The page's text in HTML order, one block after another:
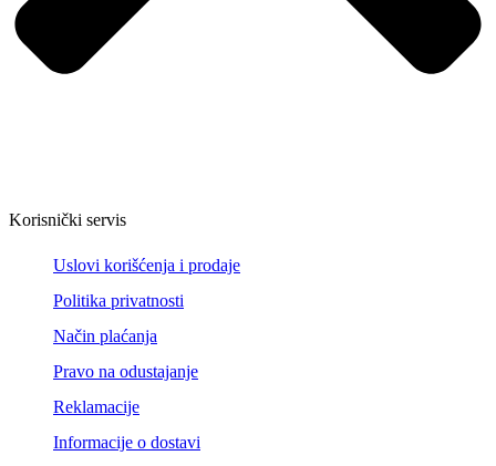
Korisnički servis
Uslovi korišćenja i prodaje
Politika privatnosti
Način plaćanja
Pravo na odustajanje
Reklamacije
Informacije o dostavi